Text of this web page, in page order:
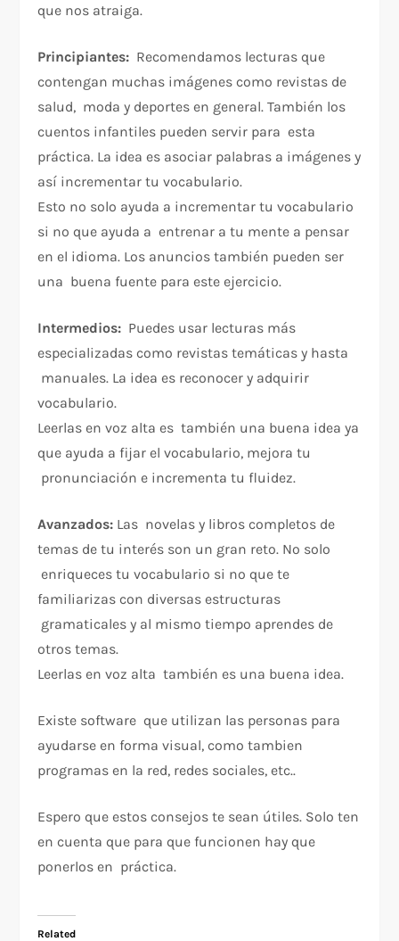
que nos atraiga.
Principiantes: Recomendamos lecturas que
contengan muchas imágenes como revistas de
salud, moda y deportes en general. También los
cuentos infantiles pueden servir para esta
práctica. La idea es asociar palabras a imágenes y
así incrementar tu vocabulario.
Esto no solo ayuda a incrementar tu vocabulario
si no que ayuda a entrenar a tu mente a pensar
en el idioma. Los anuncios también pueden ser
una buena fuente para este ejercicio.
Intermedios: Puedes usar lecturas más
especializadas como revistas temáticas y hasta
manuales. La idea es reconocer y adquirir
vocabulario.
Leerlas en voz alta es también una buena idea ya
que ayuda a fijar el vocabulario, mejora tu
pronunciación e incrementa tu fluidez.
Avanzados: Las novelas y libros completos de
temas de tu interés son un gran reto. No solo
enriqueces tu vocabulario si no que te
familiarizas con diversas estructuras
gramaticales y al mismo tiempo aprendes de
otros temas.
Leerlas en voz alta también es una buena idea.
Existe software que utilizan las personas para
ayudarse en forma visual, como tambien
programas en la red, redes sociales, etc..
Espero que estos consejos te sean útiles. Solo ten
en cuenta que para que funcionen hay que
ponerlos en práctica.
Related